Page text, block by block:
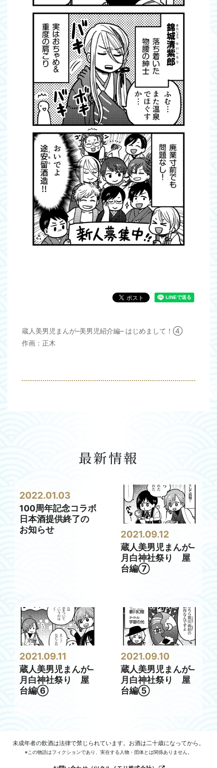
蔵人美男児まんが–美男児紹介編– はじめまして！④
作画：正木
最新情報
2022.01.03
100周年記念コラボ
日本酒提供終了の
お知らせ
2021.09.12
蔵人美男児まんが–
月白神社祭り 屋
台編⑦
2021.09.11
蔵人美男児まんが–
月白神社祭り 屋
台編⑥
2021.09.10
蔵人美男児まんが–
月白神社祭り 屋
台編⑤
未成年者の飲酒は法律で禁じられています。お酒は二十歳になってから。
※この物語はフィクションであり、実在する人物・団体とは関係ありません。